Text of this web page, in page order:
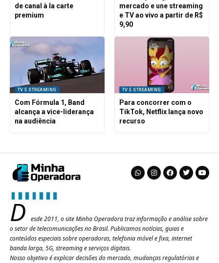
de canal à la carte
premium
mercado e une streaming
e TV ao vivo a partir de R$
9,90
TV E STREAMING
Com Fórmula 1, Band
alcança a vice-liderança
na audiência
TV E STREAMING
Para concorrer com o
TikTok, Netflix lança novo
recurso
D
esde 2011, o site Minha Operadora traz informação e análise sobre
o setor de telecomunicações no Brasil. Publicamos notícias, guias e
conteúdos especiais sobre operadoras, telefonia móvel e fixa, internet
banda larga, 5G, streaming e serviços digitais.
Nosso objetivo é explicar decisões do mercado, mudanças regulatórias e